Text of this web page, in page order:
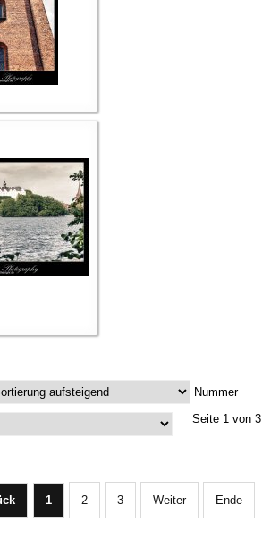
Nummer
Seite 1 von 3
1 2 3 Weiter Ende